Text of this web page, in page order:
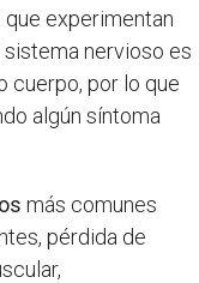
experimentan
nervioso es
cuerpo, por lo que
algún síntoma
más comunes
pérdida de